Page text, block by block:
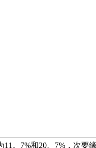
。7%和20。7%，次要